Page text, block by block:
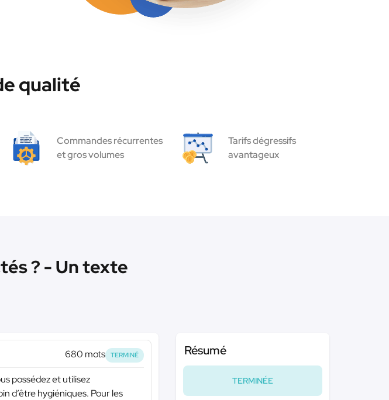
qualité
Commandes récurrentes
et gros volumes
Tarifs dégressifs
avantageux
? - Un texte
680 mots TERMINÉ
possédez et utilisez
d’être hygiéniques. Pour les
Résumé
TERMINÉE